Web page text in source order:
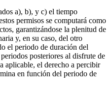
a), b), y c) el tiempo
permisos se computará como
garantizándose la plenitud de
y, en su caso, del otro
el periodo de duración del
posteriores al disfrute de
aplicable, el derecho a percibir
en función del periodo de